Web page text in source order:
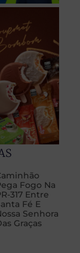
Fogo Na
317 Entre
Fé E
Senhora
Graças